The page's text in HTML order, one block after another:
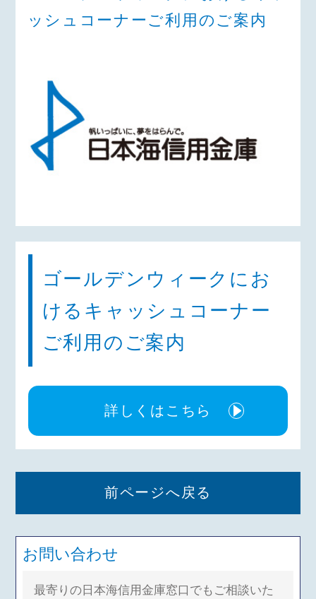
ッシュコーナーご利用のご案内
ゴールデンウィークにお
けるキャッシュコーナー
ご利用のご案内
詳しくはこちら
前ページへ戻る
お問い合わせ
最寄りの日本海信用金庫窓口でもご相談いた